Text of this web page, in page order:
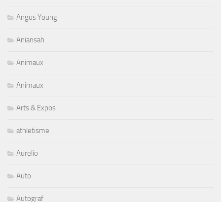
Angus Young
Aniansah
Animaux
Animaux
Arts & Expos
athletisme
Aurelio
Auto
Autograf